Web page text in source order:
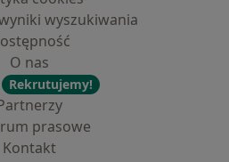
wyniki wyszukiwania
O nas
Rekrutujemy!
prasowe
Kontakt